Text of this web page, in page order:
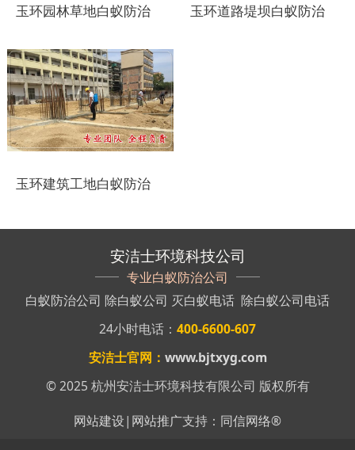
丹阳白蚁防治
扬中白蚁防治
句容白蚁防治
盐城白蚁防治
建湖白蚁防治
淮安白蚁防治
玉环园林草地白蚁防治 玉环道路堤坝白蚁防治
玉环建筑工地白蚁防治
安洁士环境科技公司
专业白蚁防治公司
白蚁防治公司 除白蚁公司 灭白蚁电话 除白蚁公司电话
24小时电话： 400-6600-607
安洁士官网： www.bjtxyg.com
© 2025 杭州安洁士环境科技有限公司 版权所有
网站建设| 网站推广支持： 同信网络®